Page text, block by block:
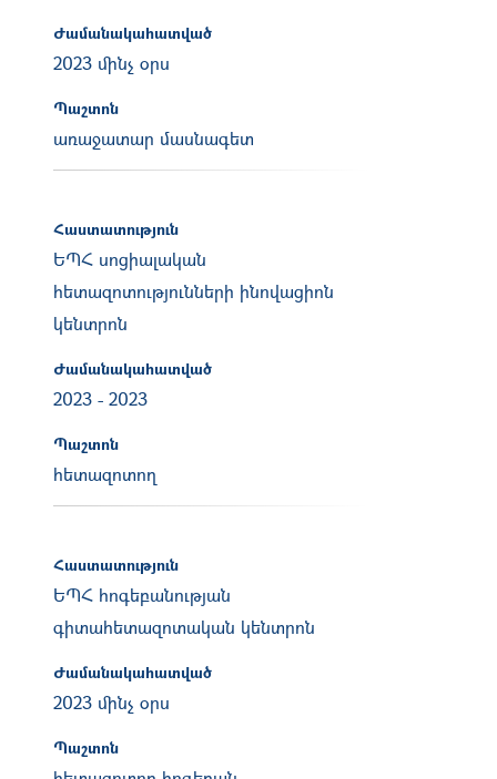
Ժամանակահատված
2023 մինչ օրս
Պաշտոն
առաջատար մասնագետ
Հաստատություն
ԵՊՀ սոցիալական
հետազոտությունների ինովացիոն
կենտրոն
Ժամանակահատված
2023 - 2023
Պաշտոն
հետազոտող
Հաստատություն
ԵՊՀ հոգեբանության
գիտահետազոտական կենտրոն
Ժամանակահատված
2023 մինչ օրս
Պաշտոն